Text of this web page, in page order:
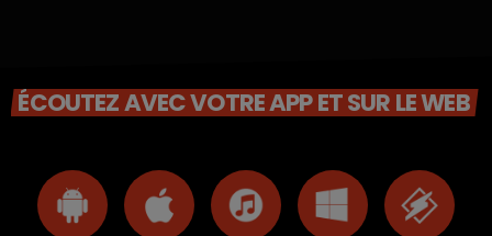
ÉCOUTEZ AVEC VOTRE APP ET SUR LE WEB